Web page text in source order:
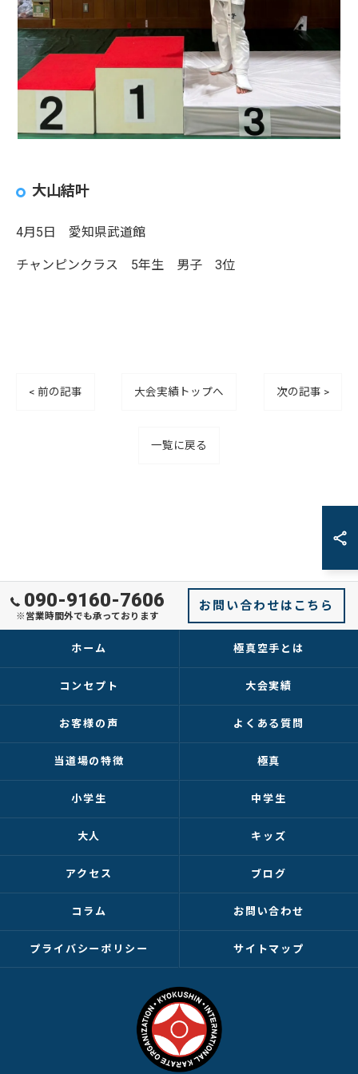
大山結叶
4月5日 愛知県武道館
チャンピンクラス 5年生 男子 3位
< 前の記事 大会実績トップへ 次の記事 >
一覧に戻る
090-9160-7606
※営業時間外でも承っております
お問い合わせはこちら
ホーム 極真空手とは
コンセプト 大会実績
お客様の声 よくある質問
当道場の特徴 極真
小学生 中学生
大人 キッズ
アクセス ブログ
コラム お問い合わせ
プライバシーポリシー サイトマップ